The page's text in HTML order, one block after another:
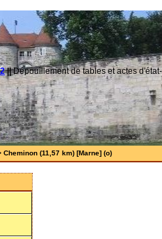
||Dépouillement de tables et actes
Cheminon (11,57 km) [Marne] (o)